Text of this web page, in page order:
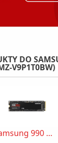
DO
V9P1T0BW)
Samsung 990 Pro 1 TB (MZ-V9P1T0BW)